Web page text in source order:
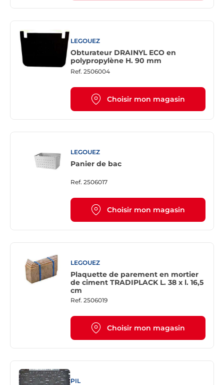
LEGOUEZ
Obturateur DRAINYL ECO en
polypropylène H. 90 mm
Ref. 2506004
Choisir mon magasin
LEGOUEZ
Panier de bac
Ref. 2506017
Choisir mon magasin
LEGOUEZ
Plaquette de parement en mortier
de ciment TRADIPLACK L. 38 x l. 16,5
cm
Ref. 2506019
Choisir mon magasin
PIL